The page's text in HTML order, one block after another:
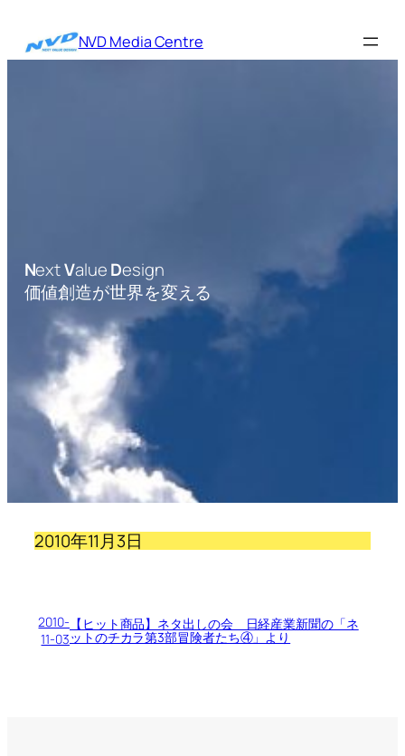
を
NVD Media Centre
NextValueDesign
価値創造が世界を変える
2010年11月3日
2010-
11-03
【ヒット商品】ネタ出しの会 日経産業新聞の「ネ
ットのチカラ第3部冒険者たち④」より